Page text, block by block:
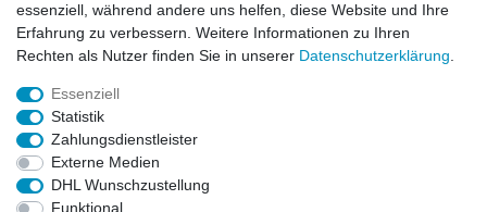
© Copyright 2026 | Alle Rechte vorbehalten. HL-
Handelsgesellschaft mbH.
Alle Markennamen, Warenzeichen sowie sämtliche Produktbilder
und Beschreibungen sind Eigentum Ihrer rechtmäßigen
Eigentümer und dienen hier nur der Beschreibung.
Preise nur für registrierte Händler, ansonsten zeigt der Shop 0,00
essenziell, während andere uns helfen, diese Website und Ihre
Erfahrung zu verbessern. Weitere Informationen zu Ihren
Rechten als Nutzer finden Sie in unserer Daten­schutz­erklärung
Essenziell
Statistik
Zahlungsdienstleister
Externe Medien
DHL Wunschzustellung
Funktional